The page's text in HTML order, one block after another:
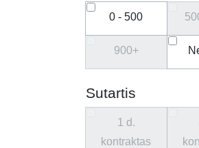
0 - 500
900+
Sutartis
1 d.
kontraktas